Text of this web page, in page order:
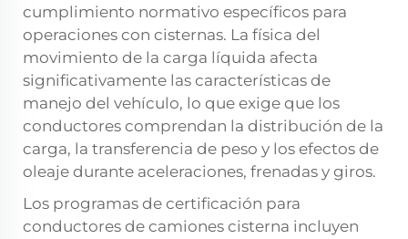
cumplimiento normativo específicos para
operaciones con cisternas. La física del
movimiento de la carga líquida afecta
significativamente las características de
manejo del vehículo, lo que exige que los
conductores comprendan la distribución de la
carga, la transferencia de peso y los efectos de
oleaje durante aceleraciones, frenadas y giros.
Los programas de certificación para
conductores de camiones cisterna incluyen